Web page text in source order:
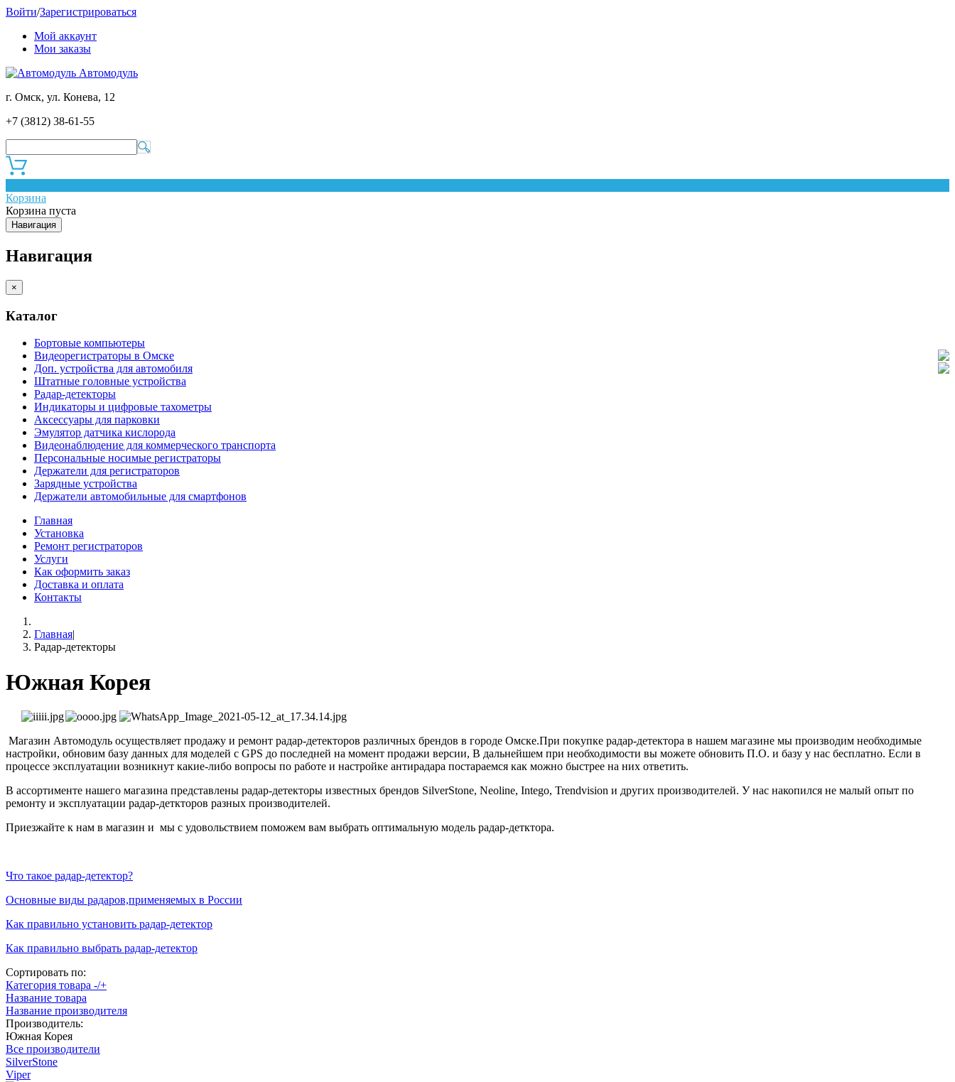
Войти/Зарегистрироваться
Мой аккаунт
Мои заказы
Автомодуль
г. Омск, ул. Конева, 12
+7 (3812) 38-61-55
Корзина
Корзина пуста
Навигация
Навигация
×
Каталог
Бортовые компьютеры
Видеорегистраторы в Омске
Доп. устройства для автомобиля
Штатные головные устройства
Радар-детекторы
Индикаторы и цифровые тахометры
Аксессуары для парковки
Эмулятор датчика кислорода
Видеонаблюдение для коммерческого транспорта
Персональные носимые регистраторы
Держатели для регистраторов
Зарядные устройства
Держатели автомобильные для смартфонов
Главная
Установка
Ремонт регистраторов
Услуги
Как оформить заказ
Доставка и оплата
Контакты
Главная|
Радар-детекторы
Южная Корея
Магазин Автомодуль осуществляет продажу и ремонт радар-детекторов различных брендов в городе Омске.При покупке радар-детектора в нашем магазине мы производим необходимые
настройки, обновим базу данных для моделей с GPS до последней на момент продажи версии, В дальнейшем при необходимости вы можете обновить П.О. и базу у нас бесплатно. Если в
процессе эксплуатации возникнут какие-либо вопросы по работе и настройке антирадара постараемся как можно быстрее на них ответить.
В ассортименте нашего магазина представлены радар-детекторы известных брендов SilverStone, Neoline, Intego, Trendvision и других производителей. У нас накопился не малый опыт по
ремонту и эксплуатации радар-деткторов разных производителей.
Приезжайте к нам в магазин и мы с удовольствием поможем вам выбрать оптимальную модель радар-детктора.
Что такое радар-детектор?
Основные виды радаров,применяемых в России
Как правильно установить радар-детектор
Как правильно выбрать радар-детектор
Сортировать по:
Категория товара -/+
Название товара
Название производителя
Производитель:
Южная Корея
Все производители
SilverStone
Viper